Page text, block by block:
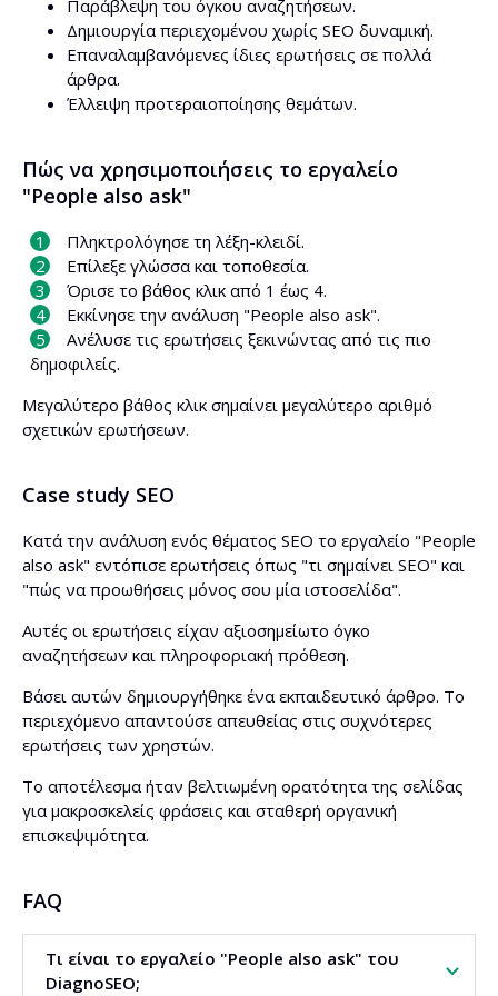
Παράβλεψη του όγκου αναζητήσεων.
Δημιουργία περιεχομένου χωρίς SEO δυναμική.
Επαναλαμβανόμενες ίδιες ερωτήσεις σε πολλά
άρθρα.
Έλλειψη προτεραιοποίησης θεμάτων.
Πώς να χρησιμοποιήσεις το εργαλείο
"People also ask"
Πληκτρολόγησε τη λέξη-κλειδί.
Επίλεξε γλώσσα και τοποθεσία.
Όρισε το βάθος κλικ από 1 έως 4.
Εκκίνησε την ανάλυση "People also ask".
Ανέλυσε τις ερωτήσεις ξεκινώντας από τις πιο
δημοφιλείς.
Μεγαλύτερο βάθος κλικ σημαίνει μεγαλύτερο αριθμό
σχετικών ερωτήσεων.
Case study SEO
Κατά την ανάλυση ενός θέματος SEO το εργαλείο "People
also ask" εντόπισε ερωτήσεις όπως "τι σημαίνει SEO" και
"πώς να προωθήσεις μόνος σου μία ιστοσελίδα".
Αυτές οι ερωτήσεις είχαν αξιοσημείωτο όγκο
αναζητήσεων και πληροφοριακή πρόθεση.
Βάσει αυτών δημιουργήθηκε ένα εκπαιδευτικό άρθρο. Το
περιεχόμενο απαντούσε απευθείας στις συχνότερες
ερωτήσεις των χρηστών.
Το αποτέλεσμα ήταν βελτιωμένη ορατότητα της σελίδας
για μακροσκελείς φράσεις και σταθερή οργανική
επισκεψιμότητα.
FAQ
Τι είναι το εργαλείο "People also ask" του
DiagnoSEO;